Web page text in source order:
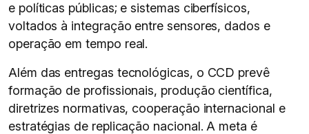
e políticas públicas; e sistemas ciberfísicos,
voltados à integração entre sensores, dados e
operação em tempo real.
Além das entregas tecnológicas, o CCD prevê
formação de profissionais, produção científica,
diretrizes normativas, cooperação internacional e
estratégias de replicação nacional. A meta é